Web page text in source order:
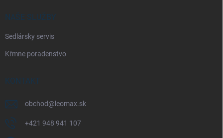
NAŠE SLUŽBY
Sedlársky servis
Kŕmne poradenstvo
KONTAKT
obchod@ leomax.sk
+421 948 941 107